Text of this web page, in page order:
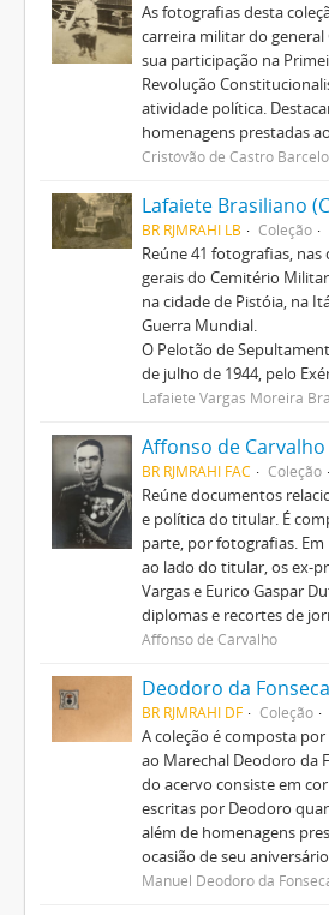
As fotografias desta
carreira militar do general
sua participação na
Revolução
atividade política.
homenagens prestadas
Cristóvão de Castro
BR RJMRAHI LB Coleção
Reúne 41 fotografias,
gerais do Cemitério
na cidade de Pistóia, na
Guerra Mundial.
O Pelotão de
de julho de 1944, pelo
Lafaiete Vargas Moreira
Affonso de Carvalho
BR RJMRAHI FAC Coleção
Reúne documentos
e política do titular. É
parte, por fotografias.
ao lado do titular, os ex-
Vargas e Eurico Gaspar
diplomas e recortes de
Affonso de Carvalho
Deodoro da Fonseca
BR RJMRAHI DF Coleção
A coleção é composta
ao Marechal Deodoro da
do acervo consiste em
escritas por Deodoro
além de homenagens
ocasião de seu aniversário
Manuel Deodoro da